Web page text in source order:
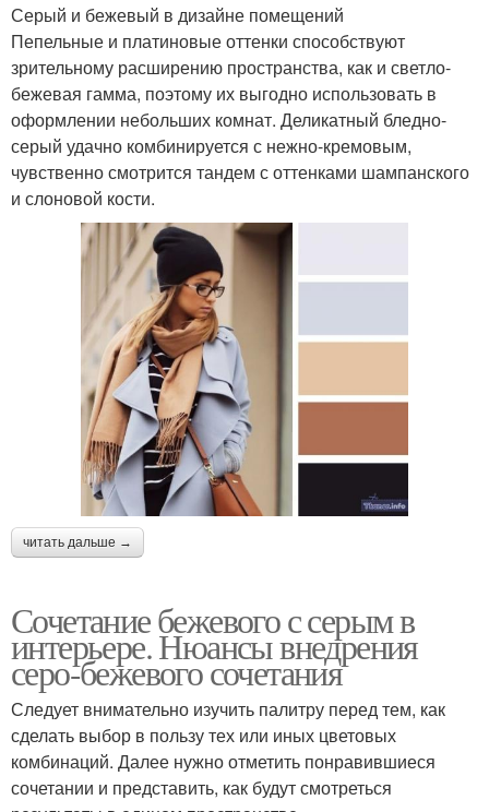
Серый и бежевый в дизайне помещений
Пепельные и платиновые оттенки способствуют
зрительному расширению пространства, как и светло-
бежевая гамма, поэтому их выгодно использовать в
оформлении небольших комнат. Деликатный бледно-
серый удачно комбинируется с нежно-кремовым,
чувственно смотрится тандем с оттенками шампанского
и слоновой кости.
читать дальше →
Сочетание бежевого с серым в
интерьере. Нюансы внедрения
серо-бежевого сочетания
Следует внимательно изучить палитру перед тем, как
сделать выбор в пользу тех или иных цветовых
комбинаций. Далее нужно отметить понравившиеся
сочетании и представить, как будут смотреться